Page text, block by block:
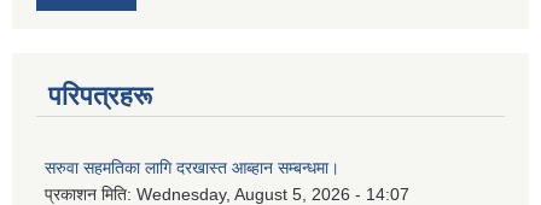
परिपत्रहरू
सरुवा सहमतिका लागि दरखास्त आब्हान सम्बन्धमा।
प्रकाशन मिति: Wednesday, August 5, 2026 - 14:07